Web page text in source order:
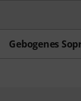
Gebogenes